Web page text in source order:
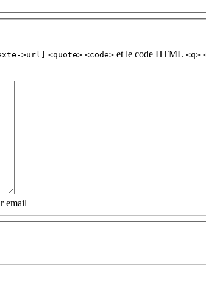
>url] <quote> <code> et le code HTML <q>
email